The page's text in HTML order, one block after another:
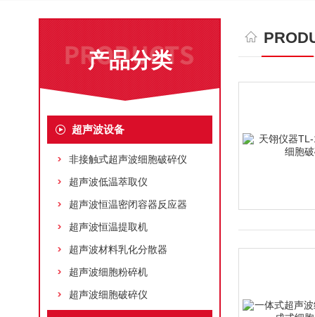
产品分类
超声波设备
非接触式超声波细胞破碎仪
超声波低温萃取仪
超声波恒温密闭容器反应器
超声波恒温提取机
超声波材料乳化分散器
超声波细胞粉碎机
超声波细胞破碎仪